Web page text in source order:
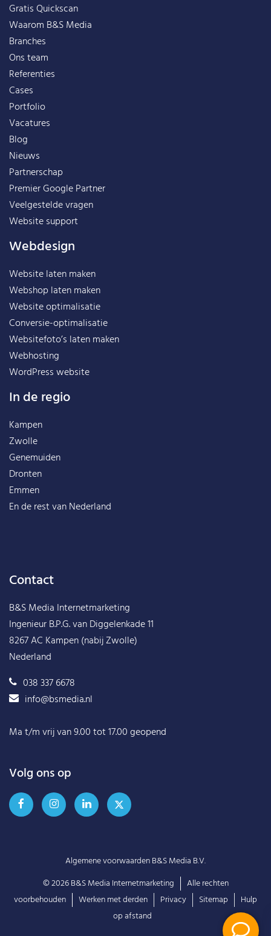
Gratis Quickscan
Waarom B&S Media
Branches
Ons team
Referenties
Cases
Portfolio
Vacatures
Blog
Nieuws
Partnerschap
Premier Google Partner
Veelgestelde vragen
Website support
Webdesign
Website laten maken
Webshop laten maken
Website optimalisatie
Conversie-optimalisatie
Websitefoto’s laten maken
Webhosting
WordPress website
In de regio
Kampen
Zwolle
Genemuiden
Dronten
Emmen
En de rest vanNederland
Contact
B&S Media Internetmarketing
Ingenieur B.P.G. van Diggelenkade 11
8267 AC Kampen (nabij Zwolle)
Nederland
038 337 6678
info@bsmedia.nl
Ma t/m vrij van 9.00 tot 17.00 geopend
Volg ons op
Algemene voorwaarden B&S Media B.V.
© 2026B&S Media Internetmarketing
Alle rechten
voorbehouden
Werken met derden Privacy Sitemap
Hulp
op afstand